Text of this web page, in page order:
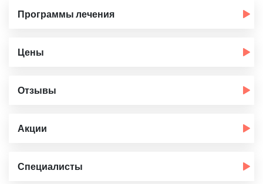
Программы лечения
Цены
Отзывы
Акции
Специалисты